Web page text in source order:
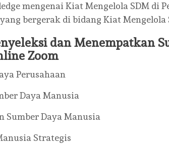
mengenai Kiat Mengelola SDM di
bergerak di bidang Kiat Mengelola
dan Menempatkan
Zoom
Perusahaan
Daya Manusia
Sumber Daya Manusia
Strategis